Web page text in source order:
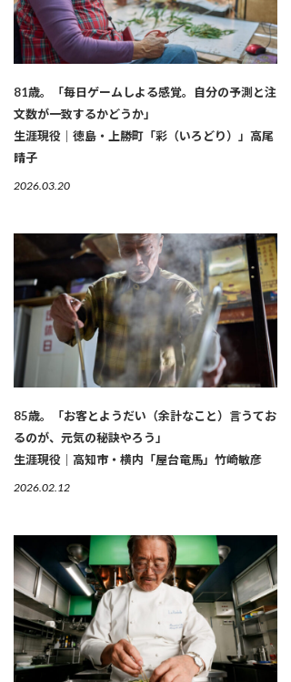
81歳。「毎日ゲームしよる感覚。自分の予測と注
文数が一致するかどうか」
生涯現役｜徳島・上勝町「彩（いろどり）」高尾
晴子
2026.03.20
85歳。「お客とようだい（余計なこと）言うてお
るのが、元気の秘訣やろう」
生涯現役｜高知市・横内「屋台竜馬」竹崎敏彦
2026.02.12